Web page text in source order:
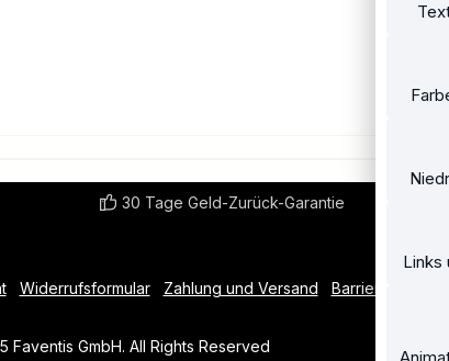
30 Tage Geld-Zurück-Garantie
Widerrufsformular Zahlung und Versand
GmbH. All Rights Reserved
Links